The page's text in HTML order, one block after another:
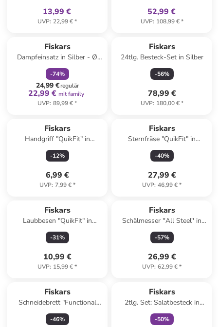
13,99 €
UVP: 22,99 €*
52,99 €
UVP: 108,99 €*
Fiskars
Dampfeinsatz in Silber - Ø
19,6 cm
-74%
24,99 €regulär
22,99 € mit family
UVP: 89,99 €*
Fiskars
24tlg. Besteck-Set in Silber
-56%
78,99 €
UVP: 180,00 €*
Fiskars
Handgriff "QuikFit" in
Schwarz
-12%
6,99 €
UVP: 7,99 €*
Fiskars
Sternfräse "QuikFit" in
Schwarz/ Orange
-40%
27,99 €
UVP: 46,99 €*
Fiskars
Laubbesen "QuikFit" in
Schwarz
-31%
10,99 €
UVP: 15,99 €*
Fiskars
Schälmesser ''All Steel'' in
Silber - (L)7 cm
-57%
26,99 €
UVP: 62,99 €*
Fiskars
Schneidebrett "Functional
Form" in Hellbraun - (B)25 x
(H)35 cm
-46%
Fiskars
2tlg. Set: Salatbesteck in
Silber - (L)22 cm
-50%